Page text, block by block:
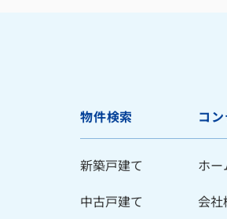
物件検索
新築戸建て
中古戸建て
コ
ホー
会社